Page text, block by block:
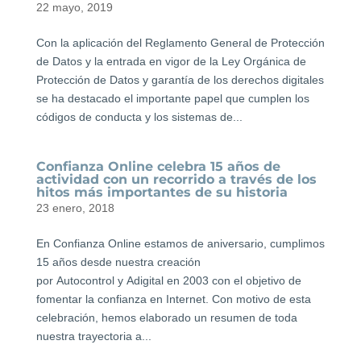
22 mayo, 2019
Con la aplicación del Reglamento General de Protección
de Datos y la entrada en vigor de la Ley Orgánica de
Protección de Datos y garantía de los derechos digitales
se ha destacado el importante papel que cumplen los
códigos de conducta y los sistemas de...
Confianza Online celebra 15 años de
actividad con un recorrido a través de los
hitos más importantes de su historia
23 enero, 2018
En Confianza Online estamos de aniversario, cumplimos
15 años desde nuestra creación
por Autocontrol y Adigital en 2003 con el objetivo de
fomentar la confianza en Internet. Con motivo de esta
celebración, hemos elaborado un resumen de toda
nuestra trayectoria a...